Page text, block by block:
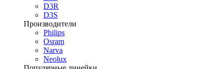
D3R
D3S
Производители
Philips
Osram
Narva
Neolux